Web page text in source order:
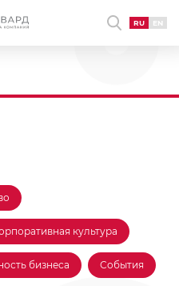
RU EN
культура
бизнеса События